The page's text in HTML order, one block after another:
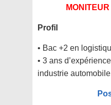
Profil
• Bac +2 en
• 3 ans
industrie